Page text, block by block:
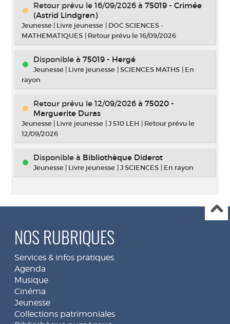
Retour prévu le 16/09/2026 à 75019 - Crimée
(Astrid Lindgren)
Jeunesse | Livre jeunesse | DOC SCIENCES -
MATHEMATIQUES | Retour prévu le 16/09/2026
Disponible à 75019 - Hergé
Jeunesse | Livre jeunesse |SCIENCES MATHS | En
rayon
Retour prévu le 12/09/2026 à 75020 -
Marguerite Duras
Jeunesse | Livre jeunesse |J 510 LEH | Retour prévu le
12/09/2026
Disponible à Bibliothèque Diderot
Jeunesse | Livre jeunesse |J SCIENCES | En rayon
NOS RUBRIQUES
Services & infos pratiques
Agenda
Musique
Cinéma
Jeunesse
Collections patrimoniales